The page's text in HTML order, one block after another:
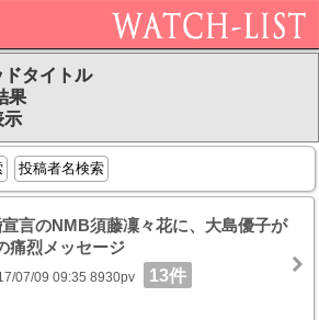
ドタイトル
果
示
投稿者名検索
言のNMB須藤凜々花に、大島優子が
痛烈メッセージ
07/09 09:35 8930pv 13件